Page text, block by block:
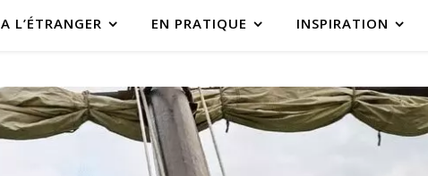
A L’ÉTRANGER EN PRATIQUE INSPIRATION